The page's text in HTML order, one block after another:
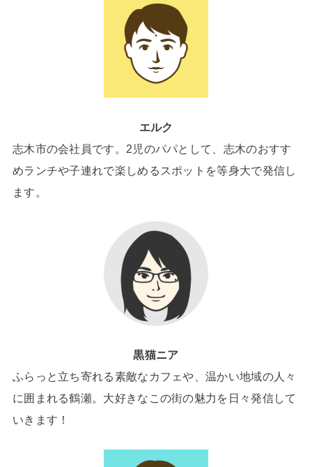
エルク
志木市の会社員です。2児のパパとして、志木のおすす
めランチや子連れで楽しめるスポットを等身大で発信し
ます。
黒猫ニア
ふらっと立ち寄れる素敵なカフェや、温かい地域の人々
に囲まれる鶴瀬。大好きなこの街の魅力を日々発信して
いきます！